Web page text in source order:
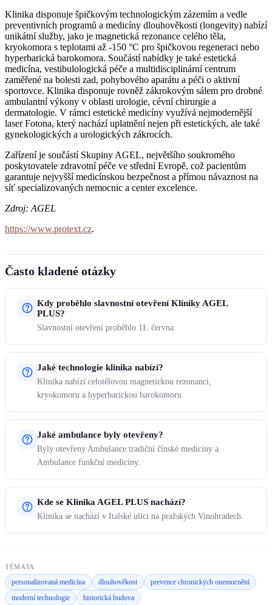
Klinika disponuje špičkovým technologickým zázemím a vedle
preventivních programů a medicíny dlouhověkosti (longevity) nabízí
unikátní služby, jako je magnetická rezonance celého těla,
kryokomora s teplotami až -150 °C pro špičkovou regeneraci nebo
hyperbarická barokomora. Součástí nabídky je také estetická
medicína, vestibulologická péče a multidisciplinární centrum
zaměřené na bolesti zad, pohybového aparátu a péči o aktivní
sportovce. Klinika disponuje rovněž zákrokovým sálem pro drobné
ambulantní výkony v oblasti urologie, cévní chirurgie a
dermatologie. V rámci estetické medicíny využívá nejmodernější
laser Fotona, který nachází uplatnění nejen při estetických, ale také
gynekologických a urologických zákrocích.
Zařízení je součástí Skupiny AGEL, největšího soukromého
poskytovatele zdravotní péče ve střední Evropě, což pacientům
garantuje nejvyšší medicínskou bezpečnost a přímou návaznost na
síť specializovaných nemocnic a center excelence.
Zdroj: AGEL
https://www.protext.cz.
Často kladené otázky
Kdy proběhlo slavnostní otevření Kliniky AGEL
PLUS?
Slavnostní otevření proběhlo 11. června.
Jaké technologie klinika nabízí?
Klinika nabízí celotělovou magnetickou rezonanci,
kryokomoru a hyperbarickou barokomoru.
Jaké ambulance byly otevřeny?
Byly otevřeny Ambulance tradiční čínské medicíny a
Ambulance funkční medicíny.
Kde se Klinika AGEL PLUS nachází?
Klinika se nachází v Italské ulici na pražských Vinohradech.
TÉMATA
personalizovaná medicína dlouhověkost
prevence chronických onemocnění
moderní technologie
historická budova